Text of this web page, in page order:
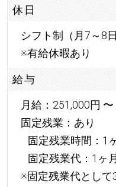
休日
シフト制（月7～8日
※有給休暇あり
給与
月給：251,000円 〜
固定残業：あり
固定残業時間：1
固定残業代：1ヶ
※固定残業代として